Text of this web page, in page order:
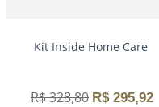
Kit Inside Home Care
R$328,80 R$ 295,92